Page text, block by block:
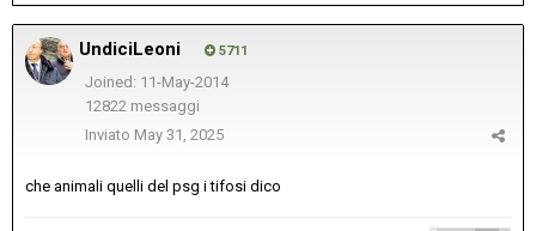
UndiciLeoni 5711
Joined: 11-May-2014
12822 messaggi
Inviato May 31, 2025
che animali quelli del psg i tifosi dico